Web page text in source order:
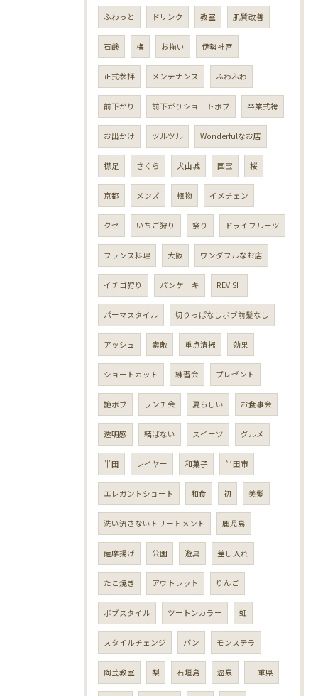
ふわっと ドリンク 教室 肌質改善
石鹸 梅 お揃い 伊勢神宮
正式参拝 メンテナンス ふわふわ
前下がり 前下がりショートボブ 卒業式袴
お出かけ ツルツル Wonderfulなお店
襟足 さくら 犬山城 国宝 桜
京都 メンズ 植物 イメチェン
クセ いちご狩り 祭り ドライフルーツ
フランス料理 大阪 ワンダフルなお店
イチゴ狩り パンケーキ REVISH
パーマスタイル 切りっぱなしボブ前髪なし
アッシュ 素敵 重点清掃 効果
ショートカット 練習会 プレゼント
艶ボブ ランチ会 夏らしい お食事会
透明感 結ばない スイーツ グルメ
半田 レイヤー 和菓子 半田市
エレガントショート 和食 初 美髪
洗い流さないトリートメント 鹿児島
薩摩揚げ 公園 遊具 差し入れ
たこ焼き アウトレット りんご
ボブスタイル ツートンカラー 虹
スタイルチェンジ パン モンステラ
陶芸教室 梨 石垣島 温泉 三重県